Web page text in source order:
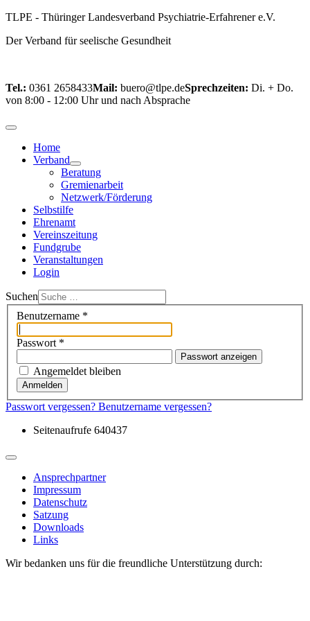
TLPE - Thüringer Landesverband Psychiatrie‑Erfahrener e.V.
Der Verband für seelische Gesundheit
Tel.: 0361 2658433Mail: buero@tlpe.deSprechzeiten: Di. + Do.
von 8:00 - 12:00 Uhr und nach Absprache
Home
Verband
Beratung
Gremienarbeit
Netzwerk/Förderung
Selbstilfe
Ehrenamt
Vereinszeitung
Fundgrube
Veranstaltungen
Login
Suchen
Benutzername *
Passwort *
Passwort anzeigen
Angemeldet bleiben
Anmelden
Passwort vergessen? Benutzername vergessen?
Seitenaufrufe 640437
Ansprechpartner
Impressum
Datenschutz
Satzung
Downloads
Links
Wir bedanken uns für die freundliche Unterstützung durch: